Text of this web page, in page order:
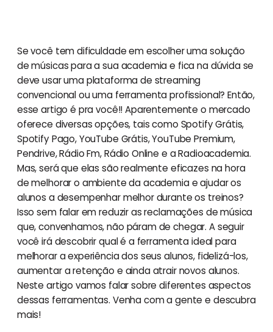
Se você tem dificuldade em escolher uma solução
de músicas para a sua academia e fica na dúvida se
deve usar uma plataforma de streaming
convencional ou uma ferramenta profissional? Então,
esse artigo é pra você!! Aparentemente o mercado
oferece diversas opções, tais como Spotify Grátis,
Spotify Pago, YouTube Grátis, YouTube Premium,
Pendrive, Rádio Fm, Rádio Online e a Radioacademia.
Mas, será que elas são realmente eficazes na hora
de melhorar o ambiente da academia e ajudar os
alunos a desempenhar melhor durante os treinos?
Isso sem falar em reduzir as reclamações de música
que, convenhamos, não páram de chegar. A seguir
você irá descobrir qual é a ferramenta ideal para
melhorar a experiência dos seus alunos, fidelizá-los,
aumentar a retenção e ainda atrair novos alunos.
Neste artigo vamos falar sobre diferentes aspectos
dessas ferramentas. Venha com a gente e descubra
mais!